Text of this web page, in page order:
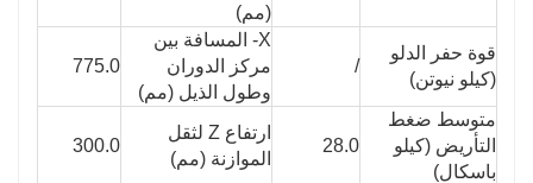
(مم)
قوة حفر الدلو
(كيلو نيوتن)
/
X- المسافة بين
مركز الدوران
وطول الذيل (مم)
775.0
متوسط ​​ضغط
التأريض (كيلو
باسكال)
28.0
ارتفاع Z لثقل
الموازنة (مم)
300.0